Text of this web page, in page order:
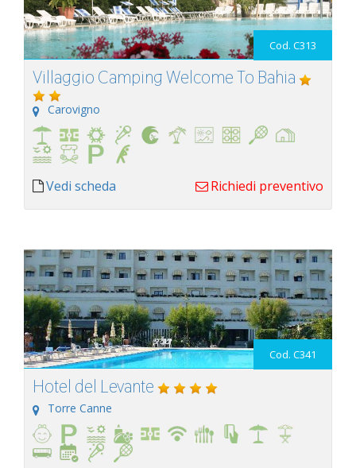
Cod. C313
Villaggio Camping Welcome To Bahia
Carovigno
Vedi scheda Richiedi preventivo
Cod. C341
Hotel del Levante
Torre Canne